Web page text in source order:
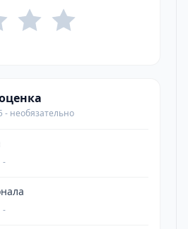
- необязательно
-
-